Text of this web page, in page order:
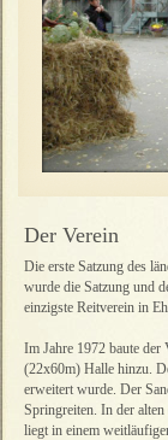
Die erste Satzung des
wurde die Satzung und
einzigste Reitverein in
Im Jahre 1972 baute der
(22x60m) Halle hinzu.
erweitert wurde. Der
Springreiten. In der
liegt in einem
Der Verein